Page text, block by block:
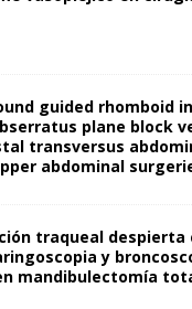
guided rhomboid
plane block
transversus
abdominal
traqueal despierta
y
mandibulectomía